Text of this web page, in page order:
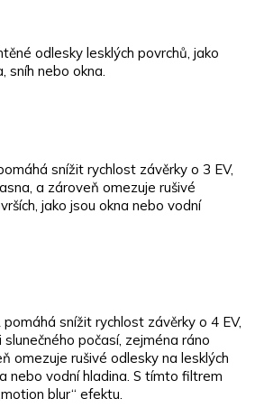
odlesky lesklých povrchů, jako
sníh nebo okna.
snížit rychlost závěrky o 3 EV,
a zároveň omezuje rušivé
jako jsou okna nebo vodní
snížit rychlost závěrky o 4 EV,
počasí, zejména ráno
omezuje rušivé odlesky na lesklých
nebo vodní hladina. S tímto filtrem
blur“ efektu.